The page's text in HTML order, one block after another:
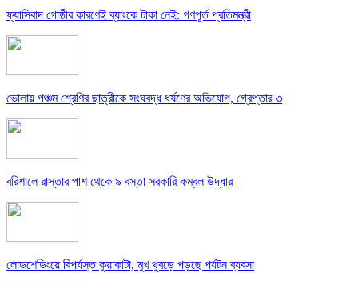
ফ্যাসিবাদ গোষ্ঠীর কারণেই ব্যাংকে টাকা নেই: গণপূর্ত প্রতিমন্ত্রী
ভোলায় পঞ্চম শ্রেণির ছাত্রীকে সংঘবদ্ধ ধর্ষণের অভিযোগ, গ্রেপ্তার ৩
বরিশালে রাস্তার পাশ থেকে ৯ বস্তা সরকারি কম্বল উদ্ধার
লোডশেডিংয়ে বিপর্যস্ত কুয়াকাটা, মুখ থুবড়ে পড়ছে পর্যটন ব্যবসা